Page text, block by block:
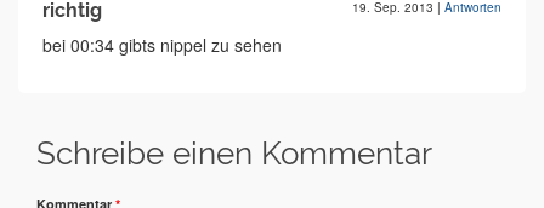
richtig 19. Sep. 2013 | Antworten
bei 00:34 gibts nippel zu sehen
Schreibe einen Kommentar
Kommentar *